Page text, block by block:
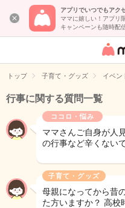
アプリでいつでもアク
ママに嬉しい！アプリ
キャンペーンも随時配
女性
イト
トップ 子育て・グッズ イベン
行事に関する質問一覧
ココロ・悩み
ママさんご自身が人
の行事など辛くない
子育て・グッズ
母親になってから昔
た方いますか？ 高校